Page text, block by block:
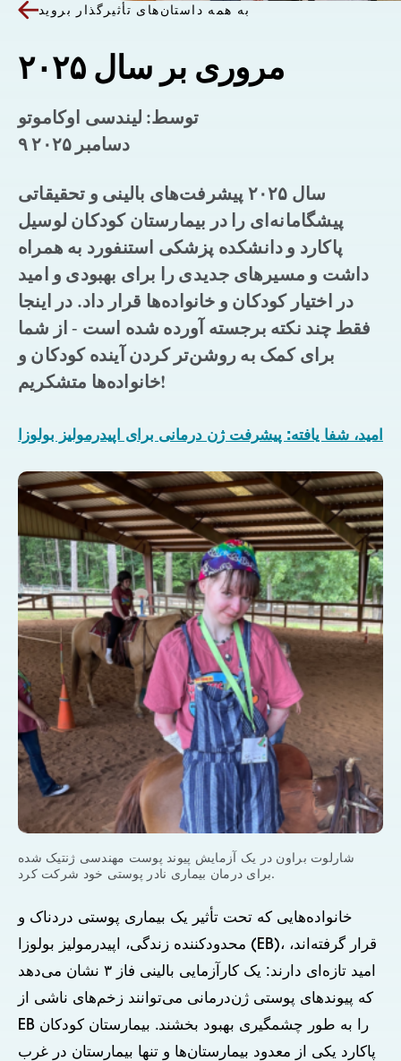
به همه داستان‌های تأثیرگذار بروید
مروری بر سال ۲۰۲۵
توسط: لیندسی اوکاموتو
۹ دسامبر ۲۰۲۵
سال ۲۰۲۵ پیشرفت‌های بالینی و تحقیقاتی
پیشگامانه‌ای را در بیمارستان کودکان لوسیل
پاکارد و دانشکده پزشکی استنفورد به همراه
داشت و مسیرهای جدیدی را برای بهبودی و امید
در اختیار کودکان و خانواده‌ها قرار داد. در اینجا
فقط چند نکته برجسته آورده شده است - از شما
برای کمک به روشن‌تر کردن آینده کودکان و
خانواده‌ها متشکریم!
امید، شفا یافته: پیشرفت ژن درمانی برای اپیدرمولیز بولوزا
شارلوت براون در یک آزمایش پیوند پوست مهندسی ژنتیک شده
برای درمان بیماری نادر پوستی خود شرکت کرد.
خانواده‌هایی که تحت تأثیر یک بیماری پوستی دردناک و
محدودکننده زندگی، اپیدرمولیز بولوزا (EB)، قرار گرفته‌اند،
امید تازه‌ای دارند: یک کارآزمایی بالینی فاز ۳ نشان می‌دهد
که پیوندهای پوستی ژن‌درمانی می‌توانند زخم‌های ناشی از
EB را به طور چشمگیری بهبود بخشند. بیمارستان کودکان
پاکارد یکی از معدود بیمارستان‌ها و تنها بیمارستان در غرب